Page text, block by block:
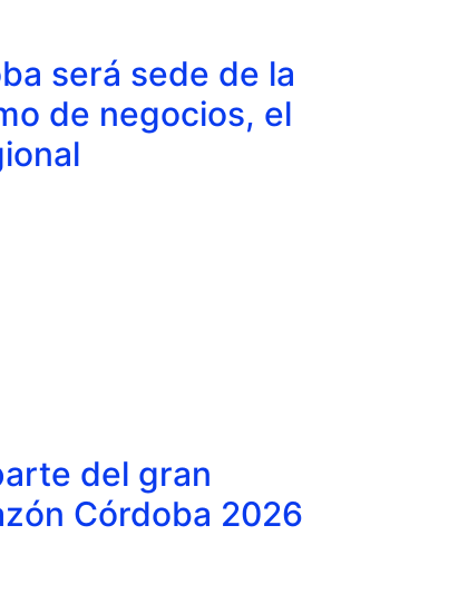
será sede de la
de negocios, el
del gran
Córdoba 2026